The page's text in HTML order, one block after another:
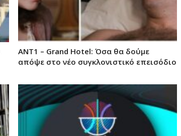
ΑΝΤ1 – Grand Hotel: Όσα θα δούμε
απόψε στο νέο συγκλονιστικό επεισόδιο